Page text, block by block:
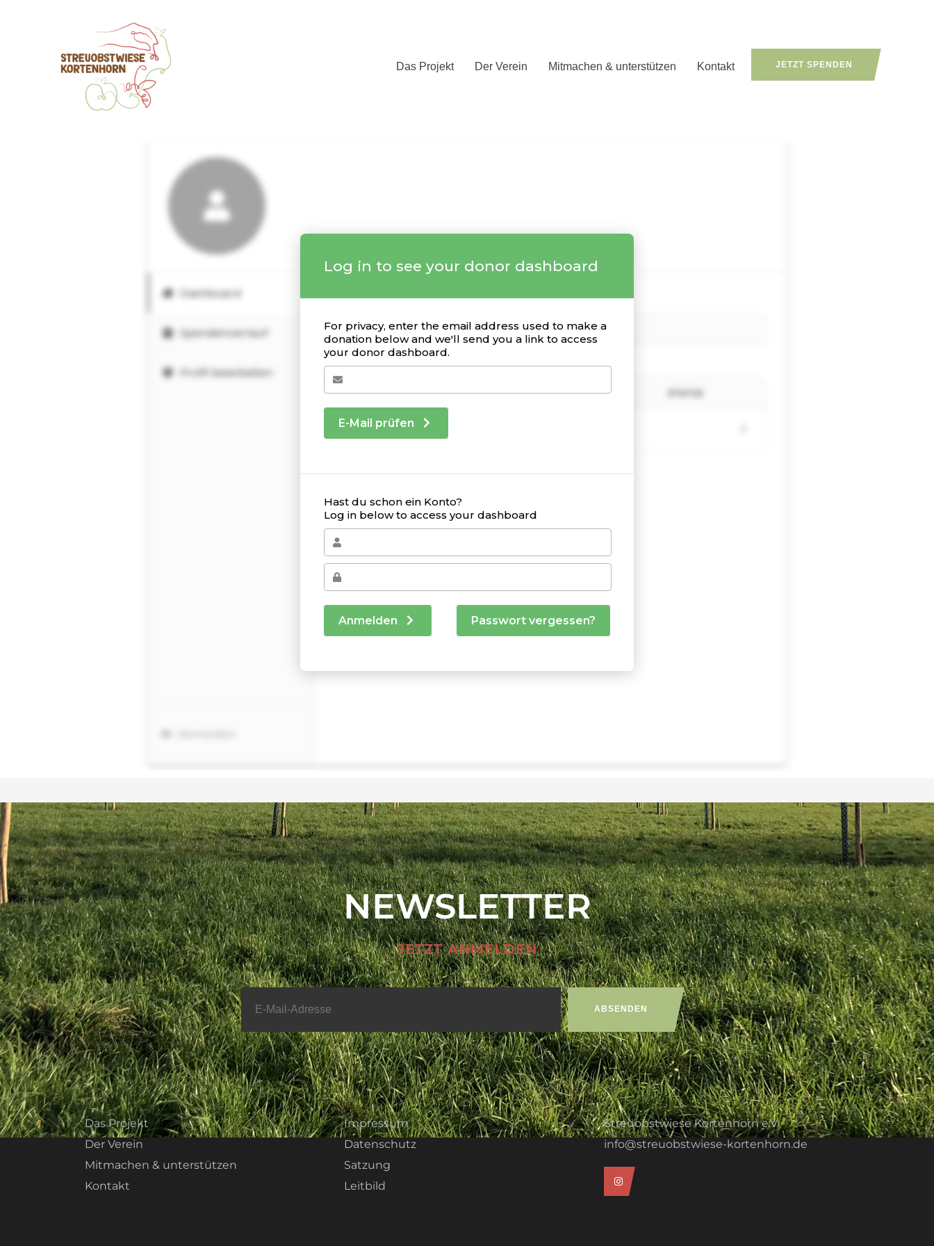
Das Projekt Der Verein Mitmachen & unterstützen Kontakt JETZT SPENDEN
NEWSLETTER
JETZT ANMELDEN
Das Projekt
Der Verein
Mitmachen & unterstützen
Kontakt
Impressum
Datenschutz
Satzung
Leitbild
Streuobstwiese Kortenhorn e.V.
info@streuobstwiese-kortenhorn.de